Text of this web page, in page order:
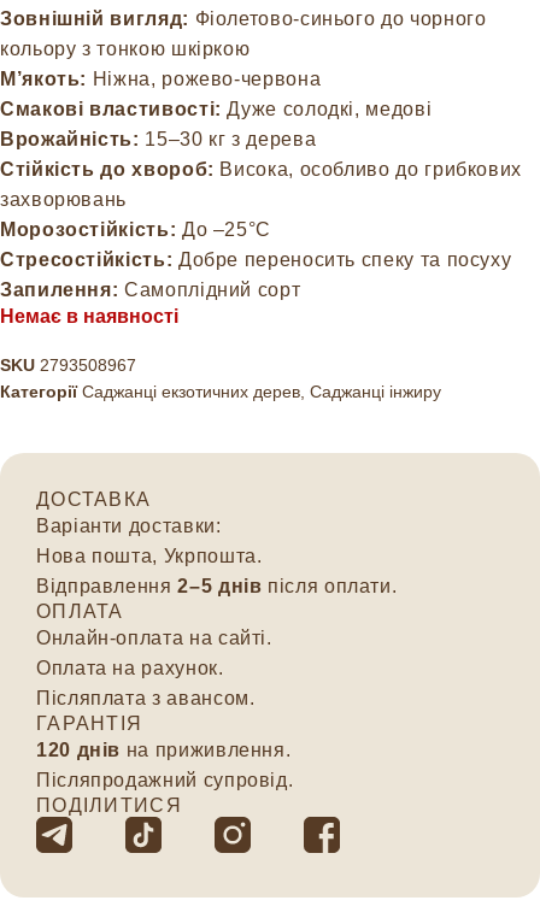
Зовнішній вигляд: Фіолетово-синього до чорного
кольору з тонкою шкіркою
М’якоть: Ніжна, рожево-червона
Смакові властивості: Дуже солодкі, медові
Врожайність: 15–30 кг з дерева
Стійкість до хвороб: Висока, особливо до грибкових
захворювань
Морозостійкість: До –25°C
Стресостійкість: Добре переносить спеку та посуху
Запилення: Самоплідний сорт
Немає в наявності
SKU 2793508967
Категорії Саджанці екзотичних дерев Саджанці інжиру
ДОСТАВКА
Варіанти доставки:
Нова пошта, Укрпошта.
Відправлення2–5 днів після оплати.
ОПЛАТА
Онлайн-оплата на сайті.
Оплата на рахунок.
Післяплата з авансом.
ГАРАНТІЯ
120 днів на приживлення.
Післяпродажний супровід.
ПОДІЛИТИСЯ